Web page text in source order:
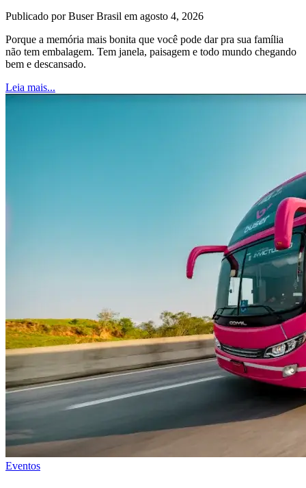
Publicado por Buser Brasil em agosto 4, 2026
Porque a memória mais bonita que você pode dar pra sua família
não tem embalagem. Tem janela, paisagem e todo mundo chegando
bem e descansado.
Leia mais...
Eventos